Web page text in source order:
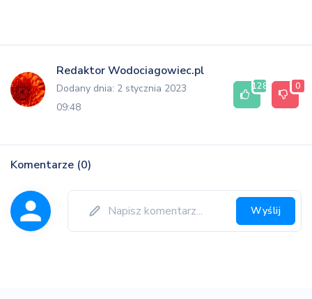
Redaktor Wodociagowiec.pl
Dodany dnia: 2 stycznia 2023
09:48
128 0
Komentarze (0)
Wyślij